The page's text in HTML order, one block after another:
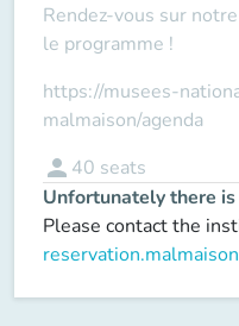
Rendez-vous sur
le programme !
https://musees-
malmaison/agenda
person 40 seats
Unfortunately there
Please contact the